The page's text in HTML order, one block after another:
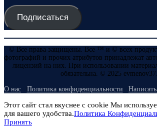
Подписаться
© Все права защищены. Все ™ и © всех
фотографий и прочих атрибутов принадлежат
лицензий на них. При использовании
обязательна. © 2025
О нас Политика конфиденциальности
Этот сайт стал вкуснее с cookie Мы
для вашего удобства.Политика
Принять